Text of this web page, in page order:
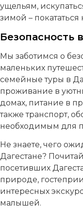
ущельям,
зимой –
Безопасность
Мы заботимся о
маленьких
семейные туры в
проживание в
домах, питание в
также транспорт,
необходимым для
Не знаете, чего
Дагестане?
посетивших
природе,
интересных
малышей.